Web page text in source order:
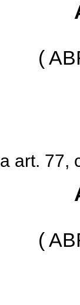
(
art. 77,
(